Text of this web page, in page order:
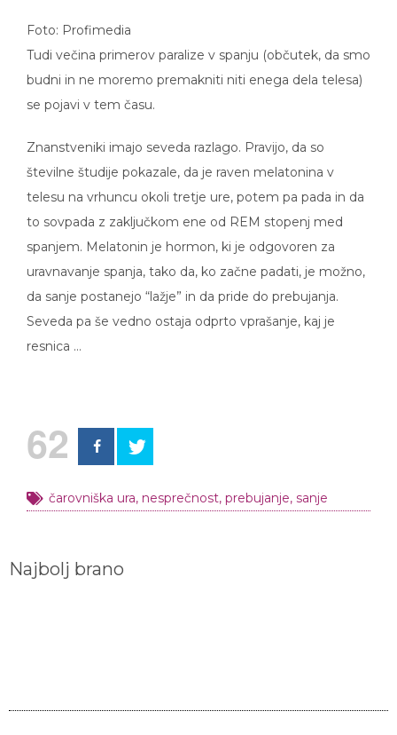
Foto: Profimedia
Tudi večina primerov paralize v spanju (občutek, da smo
budni in ne moremo premakniti niti enega dela telesa)
se pojavi v tem času.
Znanstveniki imajo seveda razlago. Pravijo, da so
številne študije pokazale, da je raven melatonina v
telesu na vrhuncu okoli tretje ure, potem pa pada in da
to sovpada z zaključkom ene od REM stopenj med
spanjem. Melatonin je hormon, ki je odgovoren za
uravnavanje spanja, tako da, ko začne padati, je možno,
da sanje postanejo “lažje” in da pride do prebujanja.
Seveda pa še vedno ostaja odprto vprašanje, kaj je
resnica …
62
čarovniška ura, nesprečnost, prebujanje, sanje
Najbolj brano